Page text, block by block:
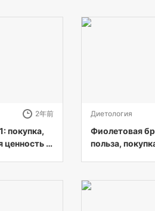
2年前
покупка,
ценность и
Диетология
Фиолетовая
польза,